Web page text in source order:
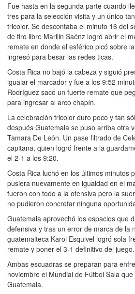
Fue hasta en la segunda parte cuando
tres para la selección visita y un único
tricolor. Se descontaba el minuto 16 del
de tiro libre Marilin Saénz logró abrir el
remate en donde el esférico picó sobre
ingresó para besar las redes ticas.
Costa Rica no bajó la cabeza y siguió
igualar el marcador y fue a los 9:52
Rodríguez sacó un fuerte remate que
para ingresar al arco chapín.
La celebración tricolor duro poco y tan
después Guatemala se puso arriba otra
Tamara De León. Un pase filtrado de
capitana, quien logró frente a la
el 2-1 a los 9:20.
Costa Rica luchó en los últimos minutos
pusiera nuevamente en igualdad en el
fueron con todo a la ofensiva pero la
no pudieron concretar ninguna
Guatemala aprovechó los espacios que
defensiva y tras un error de marca de la
guatemalteca Karol Esquivel logró sola
remate y poner el 3-1 definitivo del juego.
Ambas escuadras se preparan para
noviembre el Mundial de Fútbol Sala
Guatemala.